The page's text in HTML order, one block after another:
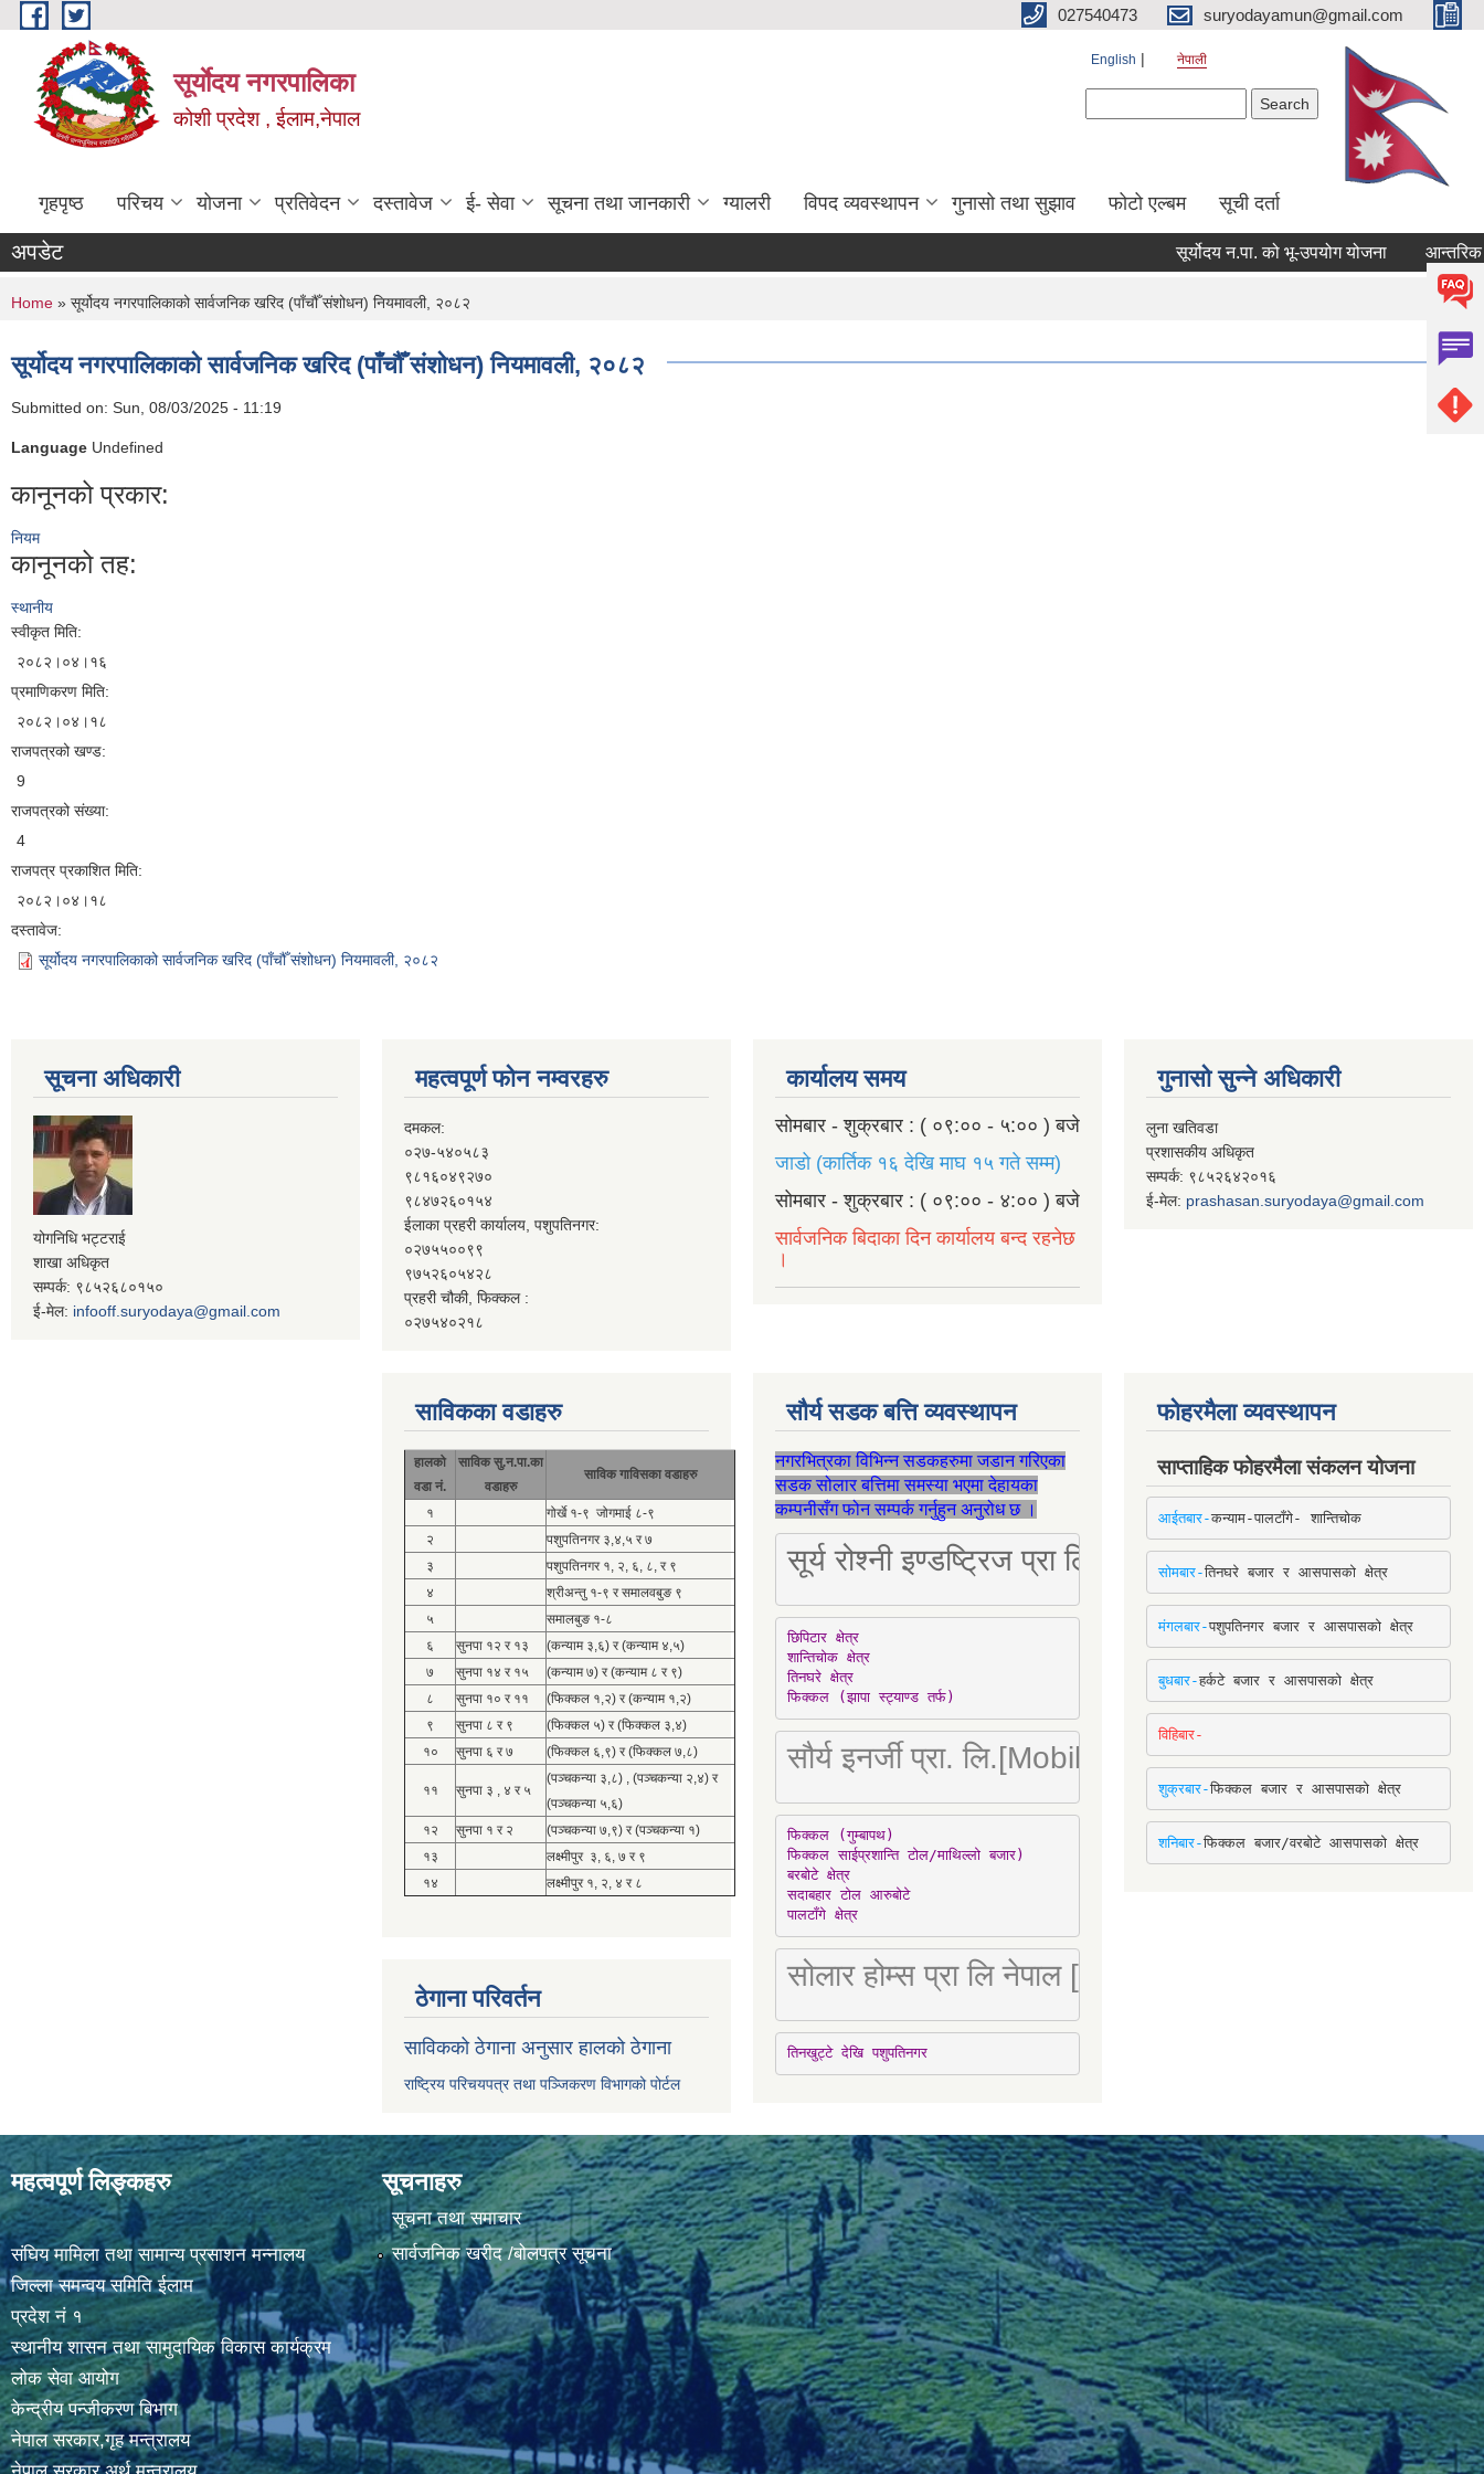
Skip to main content 027540473 suryodayamun@gmail.com
सूर्याेदय नगरपालिका
कोशी प्रदेश , ईलाम,नेपाल
English नेपाली
गृहपृष्ठ परिचय योजना प्रतिवेदन दस्तावेज ई- सेवा सूचना तथा जानकारी ग्यालरी विपद व्यवस्थापन गुनासो तथा सुझाव फोटो एल्बम सूची दर्ता
अपडेट सूर्योदय न.पा. को भू-उपयोग योजना आन्तरिक आय
You are here
Home » सूर्योदय नगरपालिकाको सार्वजनिक खरिद (पाँचौँ संशोधन) नियमावली, २०८२
सूर्योदय नगरपालिकाको सार्वजनिक खरिद (पाँचौँ संशोधन) नियमावली, २०८२
Submitted on: Sun, 08/03/2025 - 11:19
Language Undefined
कानूनको प्रकार:
नियम
कानूनको तह:
स्थानीय
स्वीकृत मिति:
२०८२।०४।१६
प्रमाणिकरण मिति:
२०८२।०४।१८
राजपत्रको खण्ड:
9
राजपत्रको संख्या:
4
राजपत्र प्रकाशित मिति:
२०८२।०४।१८
दस्तावेज:
सूर्योदय नगरपालिकाको सार्वजनिक खरिद (पाँचौँ संशोधन) नियमावली, २०८२
सूचना अधिकारी
योगनिधि भट्टराई
शाखा अधिकृत
सम्पर्क: ९८५२६८०१५०
ई-मेल: infooff.suryodaya@gmail.com
महत्वपूर्ण फोन नम्वरहरु
दमकल:
०२७-५४०५८३
९८१६०४९२७०
९८४७२६०१५४
ईलाका प्रहरी कार्यालय, पशुपतिनगर:
०२७५५००९९
९७५२६०५४२८
प्रहरी चौकी, फिक्कल :
०२७५४०२१८
कार्यालय समय
सोमबार - शुक्रबार : ( ०९:०० - ५:०० ) बजे
जाडो (कार्तिक १६ देखि माघ १५ गते सम्म)
सोमबार - शुक्रबार : ( ०९:०० - ४:०० ) बजे
सार्वजनिक बिदाका दिन कार्यालय बन्द रहनेछ
।
गुनासो सुन्ने अधिकारी
लुना खतिवडा
प्रशासकीय अधिकृत
सम्पर्क: ९८५२६४२०१६
ई-मेल: prashasan.suryodaya@gmail.com
साविकका वडाहरु
हालको
वडा नं.
साविक सु.न.पा.का
वडाहरु
साविक गाविसका वडाहरु
१
गोर्खे १-९ जोगमाई ८-९
२
पशुपतिनगर ३,४,५ र ७
३
पशुपतिनगर १, २, ६, ८, र ९
४
श्रीअन्तु १-९ र समालवबुङ ९
५
समालबुङ १-८
६
सुनपा १२ र १३
(कन्याम ३,६) र (कन्याम ४,५)
७
सुनपा १४ र १५
(कन्याम ७) र (कन्याम ८ र ९)
८
सुनपा १० र ११
(फिक्कल १,२) र (कन्याम १,२)
९
सुनपा ८ र ९
(फिक्कल ५) र (फिक्कल ३,४)
१०
सुनपा ६ र ७ (फिक्कल ६,९) र (फिक्कल ७,८)
११ सुनपा ३ , ४ र ५
(पञ्चकन्या ३,८) , (पञ्चकन्या २,४) र
(पञ्चकन्या ५,६)
१२
सुनपा १ र २
(पञ्चकन्या ७,९) र (पञ्चकन्या १)
१३
लक्ष्मीपुर ३, ६, ७ र ९
१४
लक्ष्मीपुर १, २, ४ र ८
ठेगाना परिवर्तन
साविकको ठेगाना अनुसार हालको ठेगाना
राष्ट्रिय परिचयपत्र तथा पञ्जिकरण विभागको पोर्टल
सौर्य सडक बत्ति व्यवस्थापन
नगरभित्रका विभिन्न सडकहरुमा जडान गरिएका
सडक सोलार बत्तिमा समस्या भएमा देहायका
कम्पनीसँग फोन सम्पर्क गर्नुहुन अनुरोध छ ।
सूर्य रोश्नी इण्डष्ट्रिज प्रा लि [Mobile: 9851034034]
छिपिटार क्षेत्र
शान्तिचोक क्षेत्र
तिनघरे क्षेत्र
फिक्कल (झापा स्ट्याण्ड तर्फ)
सौर्य इनर्जी प्रा. लि.[Mobile : 9842780266]
फिक्कल (गुम्बापथ)
फिक्कल साईप्रशान्ति टोल/माथिल्लो बजार)
बरबोटे क्षेत्र
सदाबहार टोल आरुबोटे
पालटाँगे क्षेत्र
सोलार होम्स प्रा लि नेपाल [Mobile : 9851066274]
तिनखुट्टे देखि पशुपतिनगर
फोहरमैला व्यवस्थापन
साप्ताहिक फोहरमैला संकलन योजना
आईतबार-कन्याम-पालटाँगे- शान्तिचोक
सोमबार-तिनघरे बजार र आसपासको क्षेत्र
मंगलबार-पशुपतिनगर बजार र आसपासको क्षेत्र
बुधबार-हर्कटे बजार र आसपासको क्षेत्र
विहिबार-
शुक्रबार-फिक्कल बजार र आसपासको क्षेत्र
शनिबार-फिक्कल बजार/वरबोटे आसपासको क्षेत्र
महत्वपूर्ण लिङ्कहरु
संघिय मामिला तथा सामान्य प्रसाशन मन्नालय
जिल्ला समन्वय समिति ईलाम
प्रदेश नं १
स्थानीय शासन तथा सामुदायिक विकास कार्यक्रम
लोक सेवा आयोग
केन्द्रीय पन्जीकरण बिभाग
नेपाल सरकार,गृह मन्त्रालय
सूचनाहरु
सूचना तथा समाचार
सार्वजनिक खरीद /बोलपत्र सूचना